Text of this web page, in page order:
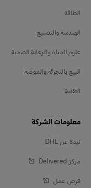
الطاقة
الهندسة والتصنيع
علوم الحياة والرعاية الصحية
البيع بالتجزئة والموضة
التقنية
معلومات الشركة
نبذة عن DHL
مركز Delivered‎
فرص عمل